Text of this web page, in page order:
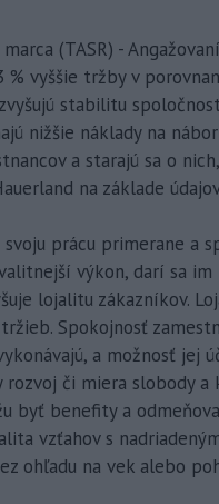
marca (TASR) -
% vyššie tržby v
stabilitu
nižšie náklady na
a starajú sa o
na základe
svoju prácu primerane a
výkon, darí sa
lojalitu zákazníkov.
Spokojnosť
a možnosť jej
rozvoj či miera slobody
byť benefity a
vzťahov s
ohľadu na vek alebo